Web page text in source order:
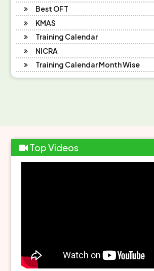
Best OFT
KMAS
Training Calendar
NICRA
Training Calendar Month Wise
Top Videos
EVENTS